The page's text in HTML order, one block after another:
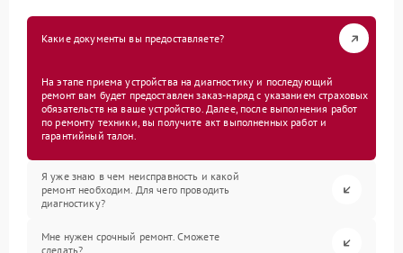
Какие документы вы предоставляете?
На этапе приема устройства на диагностику и последующий
ремонт вам будет предоставлен заказ-наряд с указанием страховых
обязательств на ваше устройство. Далее, после выполнения работ
по ремонту техники, вы получите акт выполненных работ и
гарантийный талон.
Я уже знаю в чем неисправность и какой
ремонт необходим. Для чего проводить
диагностику?
Мне нужен срочный ремонт. Сможете
сделать?